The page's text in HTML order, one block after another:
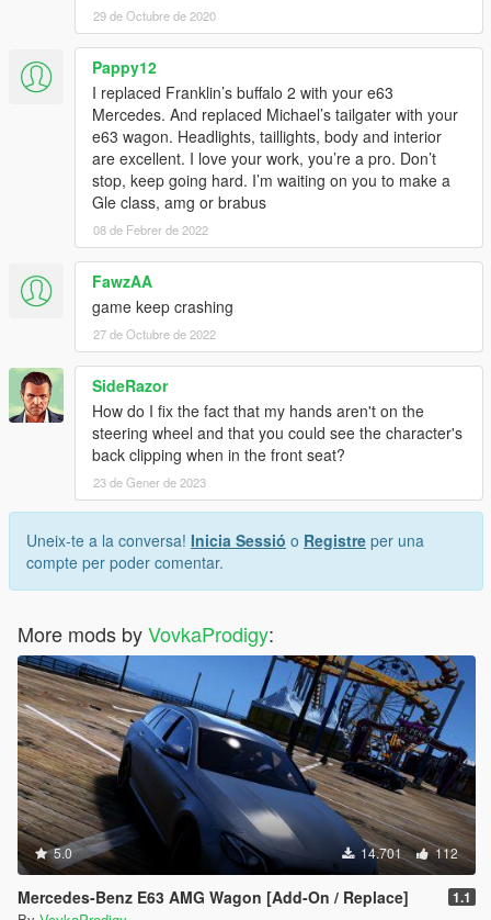
29 de Octubre de 2020
Pappy12
I replaced Franklin’s buffalo 2 with your e63
Mercedes. And replaced Michael’s tailgater with your
e63 wagon. Headlights, taillights, body and interior
are excellent. I love your work, you’re a pro. Don’t
stop, keep going hard. I’m waiting on you to make a
Gle class, amg or brabus
08 de Febrer de 2022
FawzAA
game keep crashing
27 de Octubre de 2022
SideRazor
How do I fix the fact that my hands aren't on the
steering wheel and that you could see the character's
back clipping when in the front seat?
23 de Gener de 2023
Uneix-te a la conversa! Inicia Sessió o Registre per una
compte per poder comentar.
More mods byVovkaProdigy:
5.0 14.701 112
Mercedes-Benz E63 AMG Wagon [Add-On / Replace] 1.1